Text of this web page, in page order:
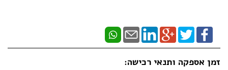
זמן אספקה ותנאי רכישה: